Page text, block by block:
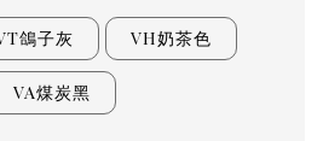
鴿子灰 VH奶茶色
VA煤炭黑